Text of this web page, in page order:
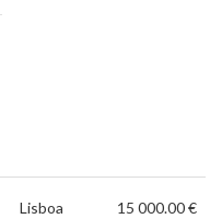
Lisboa
15 000.00 €